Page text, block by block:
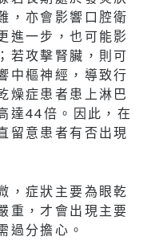
，亦會影響口腔衛
進一步，也可能影
若攻擊腎臟，則可
中樞神經，導致行
燥症患者患上淋巴
達44倍。因此，在
留意患者有否出現
，症狀主要為眼乾
重，才會出現主要
過分擔心。